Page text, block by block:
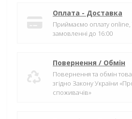
Оплата - Доставка
Приймаємо оплату
замовленні до 16:00
Повернення / Обмін
Повернення та обмін
згідно Закону України
споживачів»